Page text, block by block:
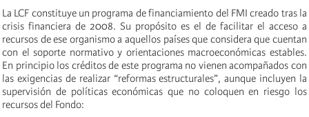
La LCF constituye un programa de financiamiento del FMI creado tras la
crisis financiera de 2008. Su propósito es el de facilitar el acceso a
recursos de ese organismo a aquellos países que considera que cuentan
con el soporte normativo y orientaciones macroeconómicas estables.
En principio los créditos de este programa no vienen acompañados con
las exigencias de realizar “reformas estructurales”, aunque incluyen la
supervisión de políticas económicas que no coloquen en riesgo los
recursos del Fondo: